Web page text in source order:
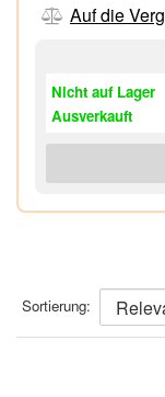
Auf die
Nicht auf Lager
Ausverkauft
Sortierung: